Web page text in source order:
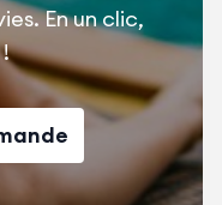
En un clic,